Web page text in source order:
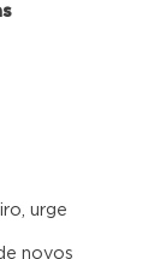
urge
novos